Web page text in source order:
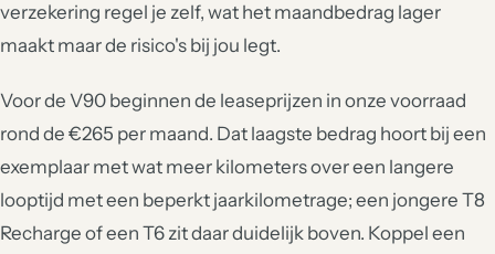
verzekering regel je zelf, wat het maandbedrag lager
maakt maar de risico's bij jou legt.
Voor de V90 beginnen de leaseprijzen in onze voorraad
rond de €265 per maand. Dat laagste bedrag hoort bij een
exemplaar met wat meer kilometers over een langere
looptijd met een beperkt jaarkilometrage; een jongere T8
Recharge of een T6 zit daar duidelijk boven. Koppel een